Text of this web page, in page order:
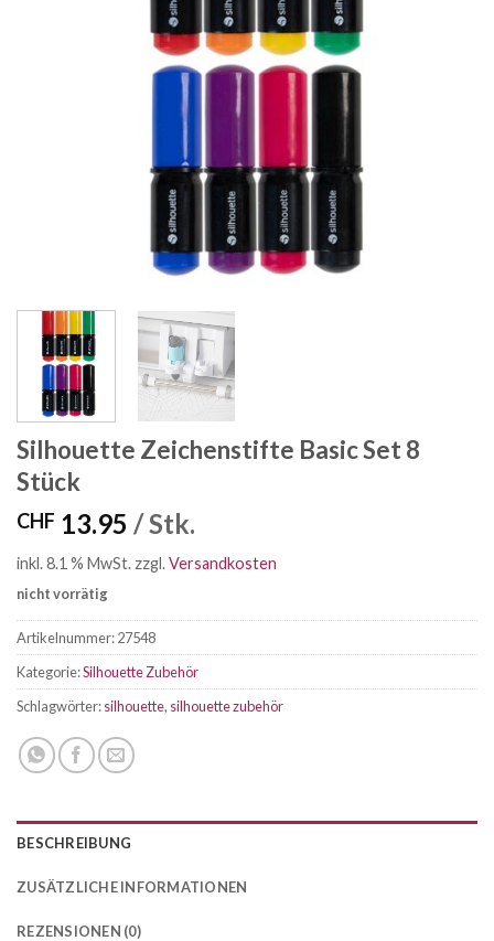
Silhouette Zeichenstifte Basic Set 8
Stück
CHF 13.95 / Stk.
inkl. 8.1 % MwSt. zzgl.Versandkosten
nicht vorrätig
Artikelnummer:27548
Kategorie:Silhouette Zubehör
Schlagwörter:silhouette, silhouette zubehör
BESCHREIBUNG
ZUSÄTZLICHE INFORMATIONEN
REZENSIONEN (0)